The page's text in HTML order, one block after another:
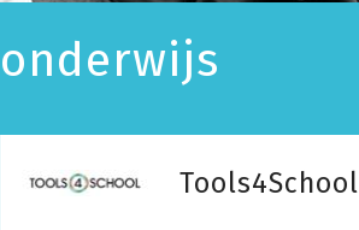
onderwijs
Tools4School